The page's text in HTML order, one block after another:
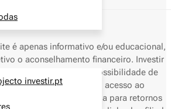
investir.pt
é apenas informativo e/ou educacional,
o aconselhamento financeiro. Investir
riscos, incluindo a possibilidade de
passados nem o acesso ao
deve servir de garantia para retornos